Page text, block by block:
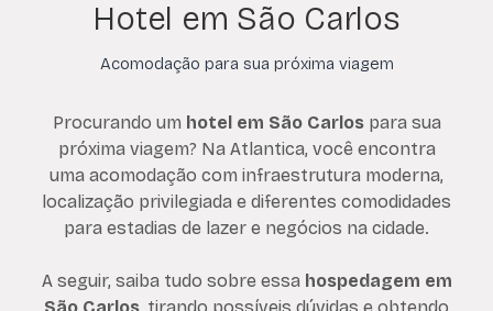
Hotel em São Carlos
Acomodação para sua próxima viagem
Procurando um hotel em São Carlospara sua
próxima viagem? Na Atlantica, você encontra
uma acomodação com infraestrutura moderna,
localização privilegiada e diferentes comodidades
para estadias de lazer e negócios na cidade.
A seguir, saiba tudo sobre essa hospedagem em